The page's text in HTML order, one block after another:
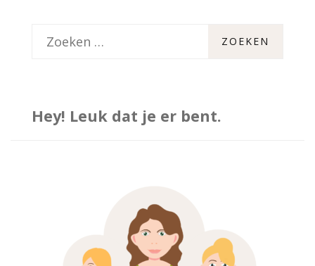
k
Hey! Leuk dat je er bent.